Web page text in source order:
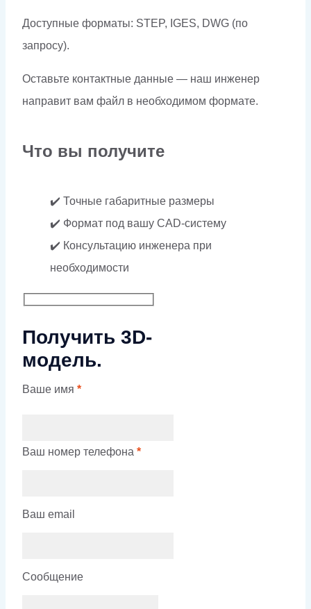
Доступные форматы: STEP, IGES, DWG (по
запросу).
Оставьте контактные данные — наш инженер
направит вам файл в необходимом формате.
Что вы получите
✔️ Точные габаритные размеры
✔️ Формат под вашу CAD-систему
✔️ Консультацию инженера при
необходимости
Получить 3D-
модель.
Ваше имя *
Ваш номер телефона *
Ваш email
Сообщение